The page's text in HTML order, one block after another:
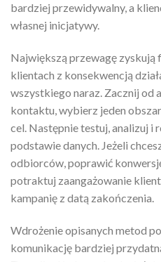
bardziej przewidywalny, a
własnej inicjatywy.
Największą przewagę zyskują
klientach z konsekwencją
wszystkiego naraz. Zacznij od
kontaktu, wybierz jeden
cel. Następnie testuj, analizuj i
podstawie danych. Jeżeli
odbiorców, poprawić
potraktuj zaangażowanie
kampanię z datą zakończenia.
Wdrożenie opisanych metod
komunikację bardziej